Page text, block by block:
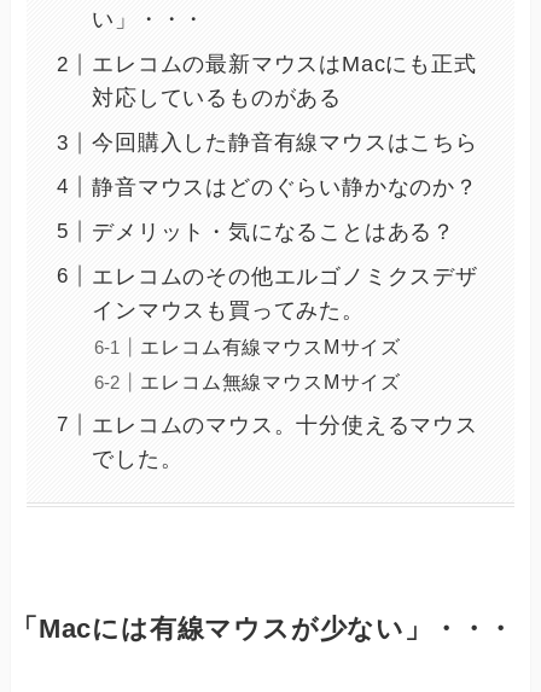
い」・・・
エレコムの最新マウスはMacにも正式
対応しているものがある
今回購入した静音有線マウスはこちら
静音マウスはどのぐらい静かなのか？
デメリット・気になることはある？
エレコムのその他エルゴノミクスデザ
インマウスも買ってみた。
エレコム有線マウスMサイズ
エレコム無線マウスMサイズ
エレコムのマウス。十分使えるマウス
でした。
「Macには有線マウスが少ない」・・・